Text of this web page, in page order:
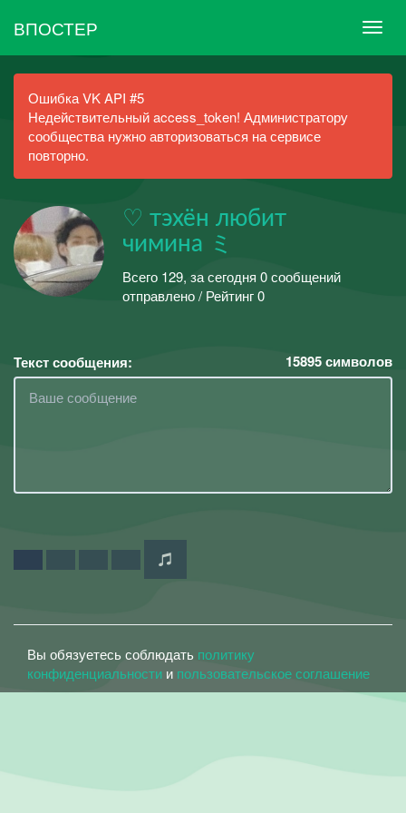
ВПОСТЕР
Ошибка VK API #5
Недействительный access_token! Администратору
сообщества нужно авторизоваться на сервисе
повторно.
♡ тэхён любит
чимина ミ
Всего 129, за сегодня 0 сообщений
отправлено / Рейтинг 0
Текст сообщения: 15895символов
Вы обязуетесь соблюдать политику
конфиденциальности и пользовательское соглашение